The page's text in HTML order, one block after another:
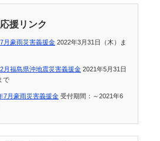
援リンク
月豪雨災害義援金 2022年3月31日（木）ま
月福島県沖地震災害義援金 2021年5月31日
で
7月豪雨災害義援金 受付期間：～2021年6